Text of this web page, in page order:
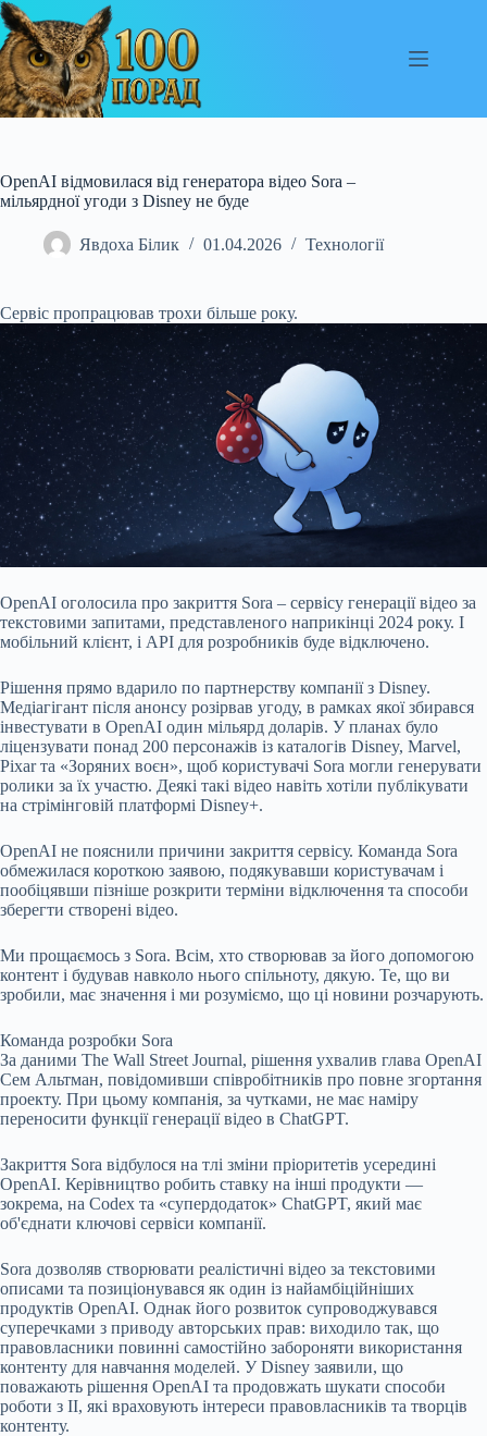
Перейти
до
вмісту
OpenAI відмовилася від генератора відео Sora –
мільярдної угоди з Disney не буде
Явдоха Білик 01.04.2026 Технології
Сервіс пропрацював трохи більше року.
OpenAI оголосила про закриття Sora – сервісу генерації відео за
текстовими запитами, представленого наприкінці 2024 року. І
мобільний клієнт, і API для розробників буде відключено.
Рішення прямо вдарило по партнерству компанії з Disney.
Медіагігант після анонсу розірвав угоду, в рамках якої збирався
інвестувати в OpenAI один мільярд доларів. У планах було
ліцензувати понад 200 персонажів із каталогів Disney, Marvel,
Pixar та «Зоряних воєн», щоб користувачі Sora могли генерувати
ролики за їх участю. Деякі такі відео навіть хотіли публікувати
на стрімінговій платформі Disney+.
OpenAI не пояснили причини закриття сервісу. Команда Sora
обмежилася короткою заявою, подякувавши користувачам і
пообіцявши пізніше розкрити терміни відключення та способи
зберегти створені відео.
Ми прощаємось з Sora. Всім, хто створював за його допомогою
контент і будував навколо нього спільноту, дякую. Те, що ви
зробили, має значення і ми розуміємо, що ці новини розчарують.
Команда розробки Sora
За даними The Wall Street Journal, рішення ухвалив глава OpenAI
Сем Альтман, повідомивши співробітників про повне згортання
проекту. При цьому компанія, за чутками, не має наміру
переносити функції генерації відео в ChatGPT.
Закриття Sora відбулося на тлі зміни пріоритетів усередині
OpenAI. Керівництво робить ставку на інші продукти —
зокрема, на Codex та «супердодаток» ChatGPT, який має
об'єднати ключові сервіси компанії.
Sora дозволяв створювати реалістичні відео за текстовими
описами та позиціонувався як один із найамбіційніших
продуктів OpenAI. Однак його розвиток супроводжувався
суперечками з приводу авторських прав: виходило так, що
правовласники повинні самостійно забороняти використання
контенту для навчання моделей. У Disney заявили, що
поважають рішення OpenAI та продовжать шукати способи
роботи з ІІ, які враховують інтереси правовласників та творців
контенту.